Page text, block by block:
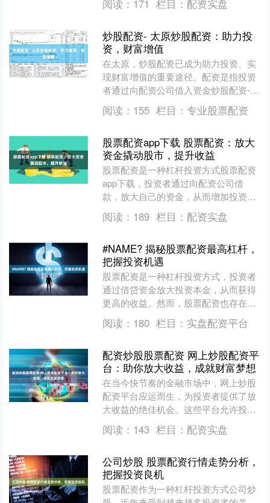
者不禁困惑：**郑州股票....
阅读： 171 栏目： 配资实盘
炒股配资- 太原炒股配资：助力投
资，财富增值
在太原，炒股配资已成为助力投资、实
现财富增值的重要途径。配资是指投资
者通过向配资公司借入资金炒股配资-，
扩大炒股资金规模的一种投资方式。 选
择具有良好声誉和监管....
阅读： 155 栏目： 专业股票配资
股票配资app下载 股票配资：放大
资金撬动股市，提升收益
股票配资是一种杠杆投资方式股票配资
app下载，投资者通过向配资公司借
款，放大自己的资金，从而增加投资规
模。这种方式可以有效提升投资收益，
但同时也伴随着一定的风险....
阅读： 189 栏目： 配资实盘
#NAME? 揭秘股票配资最高杠杆，
把握投资机遇
股票配资是一种杠杆投资方式，投资者
通过借贷资金放大投资本金，从而获得
更高的收益。然而，股票配资也存在风
险，因此选择合适的杠杆至关重要。 一
家天下股票配资门槛极低....
阅读： 180 栏目： 实盘配资平台
配资炒股股票配资 网上炒股配资平
台：助你放大收益，成就财富梦想
在当今快节奏的金融市场中，网上炒股
配资平台应运而生，为投资者提供了放
大收益的绝佳机会。这些平台允许投资
者借用资金进行股票交易，从而增加其
购买力。 * **资金来....
阅读： 143 栏目： 配资实盘
公司炒股 股票配资行情走势分析，
把握投资良机
股票配资作为一种杠杆投资方式公司炒